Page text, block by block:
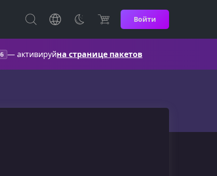
Войти
— активируйна странице пакетов